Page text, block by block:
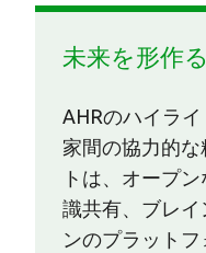
未来を形作
AHRのハイラ
家間の協力的
トは、オープ
識共有、ブレイ
ンのプラット